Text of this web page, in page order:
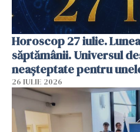
Horoscop 27 iulie.
săptămânii. Universul
neașteptate pentru
26 IULIE 2026